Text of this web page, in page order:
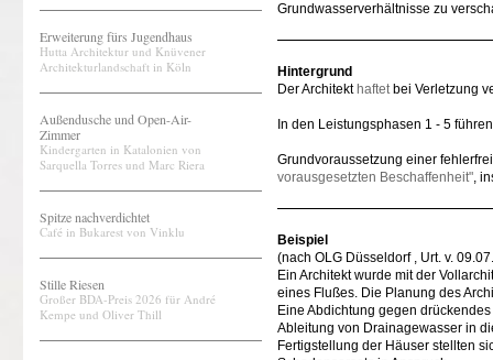
Erweiterung fürs Jugendhaus
Hutta Architektur und Knüvener
Architekturlandschaft in Köln
Außendusche und Open-Air-
Zimmer
Kindergarten in Katalonien von
Sarquella Torres und Marc Riera
Spitze nachverdichtet
Café in Bukarest von Vinklu
Stille Riesen
Großer BDA-Preis 2026 für André
Kempe und Oliver Thill
Grundwasserverhältnisse zu
Hintergrund
Der Architekt haftetbei Verletzung
In den Leistungsphasen 1 - 5
Grundvoraussetzung einer
vorausgesetzten Beschaffenheit",
Beispiel
(nach OLG Düsseldorf , Urt. v.
Ein Architekt wurde mit der
eines Flußes. Die Planung des
Eine Abdichtung gegen
Ableitung von Drainagewasser in
Fertigstellung der Häuser stellten